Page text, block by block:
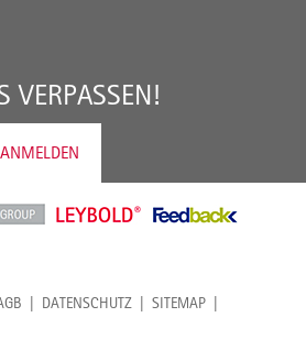
VERPASSEN!
DATENSCHUTZ
SITEMAP